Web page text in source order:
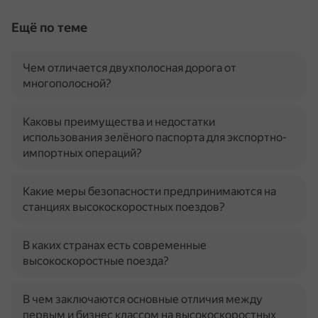
Ещё по теме
Чем отличается двухполосная дорога от
многополосной?
Каковы преимущества и недостатки
использования зелёного паспорта для экспортно-
импортных операций?
Какие меры безопасности предпринимаются на
станциях высокоскоростных поездов?
В каких странах есть современные
высокоскоростные поезда?
В чем заключаются основные отличия между
первым и бизнес классом на высокоскоростных